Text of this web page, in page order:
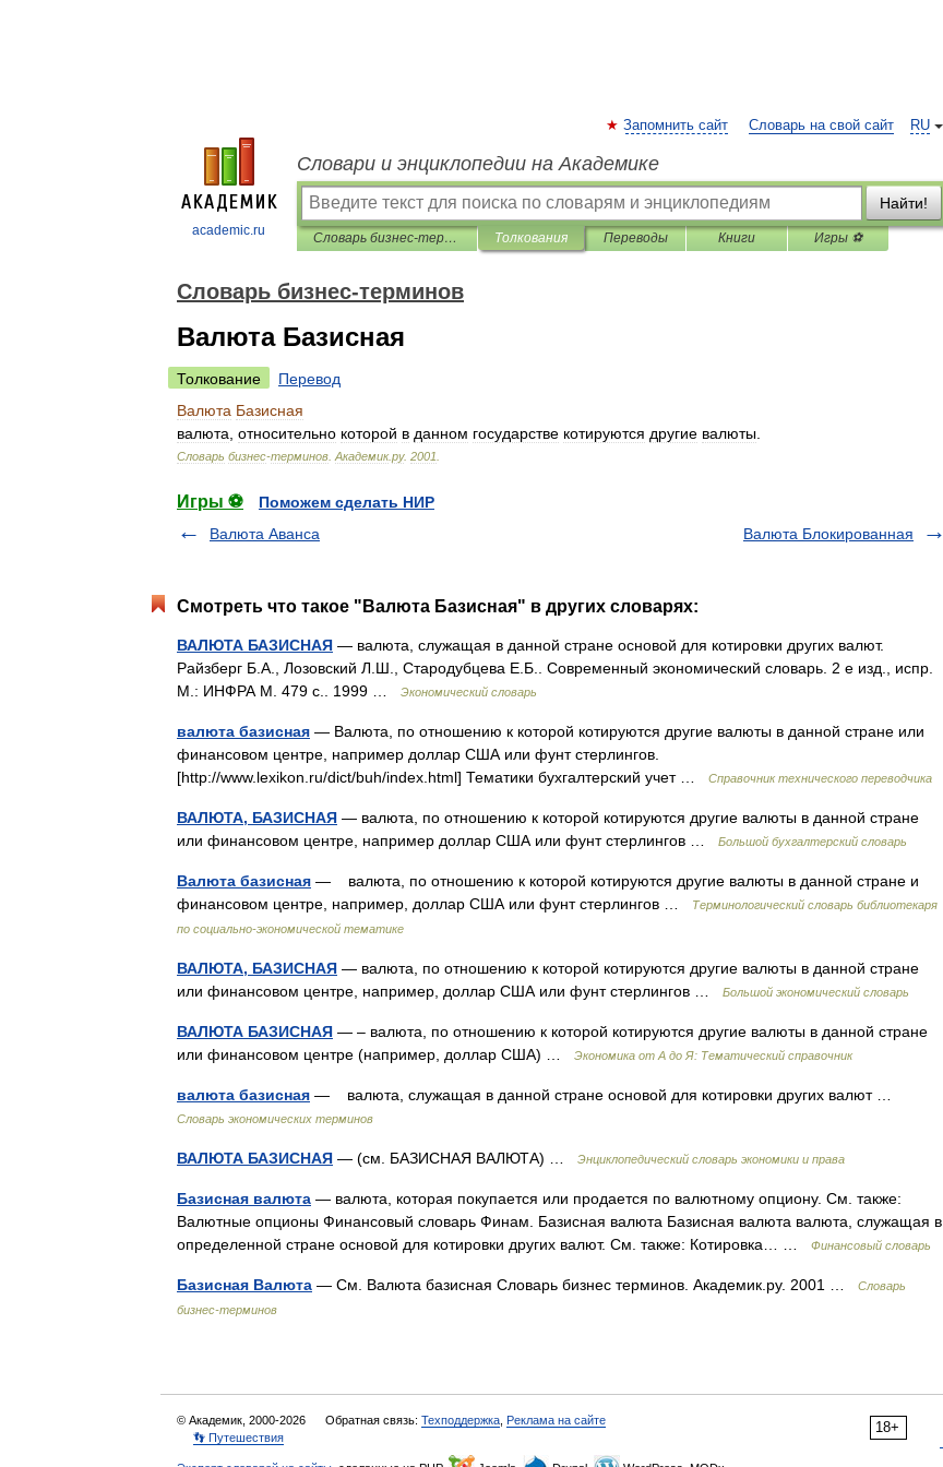
academic.ru
RU
Запомнить сайт Словарь на свой сайт
Словари и энциклопедии на Академике
Найти!
Словарь бизнес-терминов Толкования Переводы Книги Игры ⚽
Словарь бизнес-терминов
Валюта Базисная
Толкование
Перевод
Валюта Базисная
валюта относительно которой в данном государстве котируются другие валюты
Словарь бизнес-терминов Академик.ру. 2001
Игры ⚽
Поможем сделать НИР
Валюта Аванса
Валюта Блокированная
Смотреть что такое "Валюта Базисная" в других словарях:
ВАЛЮТА БАЗИСНАЯ — валюта, служащая в данной стране основой для котировки других валют.
Райзберг Б.А., Лозовский Л.Ш., Стародубцева Е.Б.. Современный экономический словарь. 2 е изд., испр.
М.: ИНФРА М. 479 с.. 1999 …
Экономический словарь
валюта базисная — Валюта, по отношению к которой котируются другие валюты в данной стране или
финансовом центре, например доллар США или фунт стерлингов.
[http://www.lexikon.ru/dict/buh/index.html] Тематики бухгалтерский учет …
Справочник технического переводчика
ВАЛЮТА, БАЗИСНАЯ — валюта, по отношению к которой котируются другие валюты в данной стране
или финансовом центре, например доллар США или фунт стерлингов …
Большой бухгалтерский словарь
Валюта базисная — валюта, по отношению к которой котируются другие валюты в данной стране и
финансовом центре, например, доллар США или фунт стерлингов …
Терминологический словарь библиотекаря
по социально-экономической тематике
ВАЛЮТА, БАЗИСНАЯ — валюта, по отношению к которой котируются другие валюты в данной стране
или финансовом центре, например, доллар США или фунт стерлингов …
Большой экономический словарь
ВАЛЮТА БАЗИСНАЯ — – валюта, по отношению к которой котируются другие валюты в данной стране
или финансовом центре (например, доллар США) …
Экономика от А до Я: Тематический справочник
валюта базисная — валюта, служащая в данной стране основой для котировки других валют …
Словарь экономических терминов
ВАЛЮТА БАЗИСНАЯ — (см. БАЗИСНАЯ ВАЛЮТА) … Энциклопедический словарь экономики и права
Базисная валюта — валюта, которая покупается или продается по валютному опциону. См. также:
Валютные опционы Финансовый словарь Финам. Базисная валюта Базисная валюта валюта, служащая в
определенной стране основой для котировки других валют. См. также: Котировка… …
Финансовый словарь
Базисная Валюта — См. Валюта базисная Словарь бизнес терминов. Академик.ру. 2001 …
Словарь
бизнес-терминов
18+
© Академик, 2000-2026 Обратная связь: Техподдержка Реклама на сайте
👣 Путешествия